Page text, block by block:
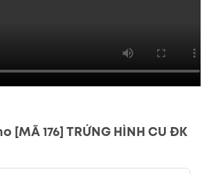
[MÃ 176] TRỨNG HÌNH CU ĐK